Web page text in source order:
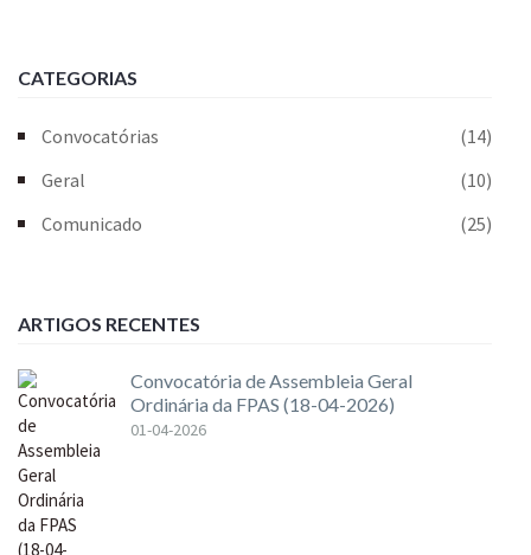
CATEGORIAS
Convocatórias
(14)
Geral
(10)
Comunicado
(25)
ARTIGOS RECENTES
Convocatória de Assembleia Geral
Ordinária da FPAS (18-04-2026)
01-04-2026